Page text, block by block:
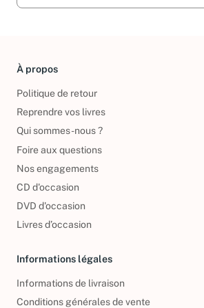
À propos
Politique de retour
Reprendre vos livres
Qui sommes-nous ?
Foire aux questions
Nos engagements
CD d'occasion
DVD d'occasion
Livres d’occasion
Informations légales
Informations de livraison
Conditions générales de vente